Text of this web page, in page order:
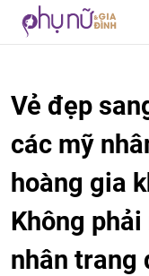
Vẻ đẹp
các mỹ
hoàng gia
Không
nhân trang